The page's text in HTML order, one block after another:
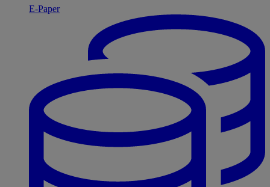
E-Paper